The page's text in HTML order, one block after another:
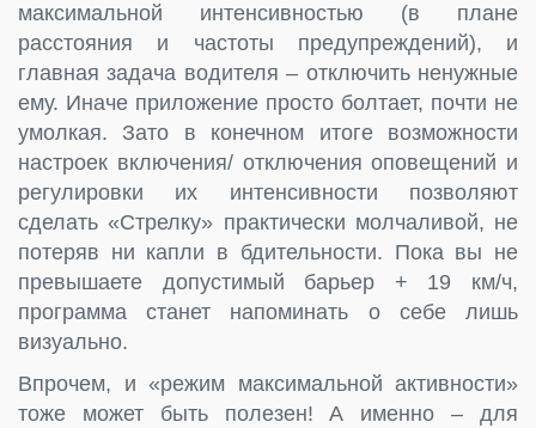
максимальной интенсивностью (в плане
расстояния и частоты предупреждений), и
главная задача водителя – отключить ненужные
ему. Иначе приложение просто болтает, почти не
умолкая. Зато в конечном итоге возможности
настроек включения/ отключения оповещений и
регулировки их интенсивности позволяют
сделать «Стрелку» практически молчаливой, не
потеряв ни капли в бдительности. Пока вы не
превышаете допустимый барьер + 19 км/ч,
программа станет напоминать о себе лишь
визуально.
Впрочем, и «режим максимальной активности»
тоже может быть полезен! А именно – для